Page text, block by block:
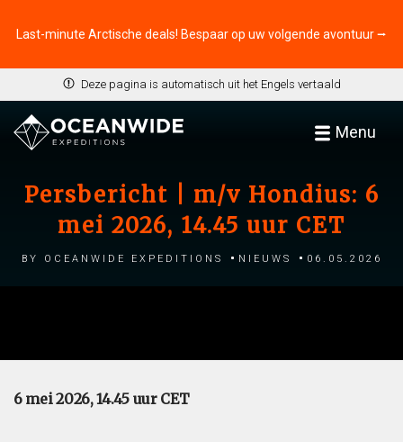
Last-minute Arctische deals! Bespaar op uw volgende avontuur ⭢
Deze pagina is automatisch uit het Engels vertaald
Menu
Persbericht | m/v Hondius: 6
mei 2026, 14.45 uur CET
by Oceanwide Expeditions Nieuws 06.05.2026
6 mei 2026, 14.45 uur CET